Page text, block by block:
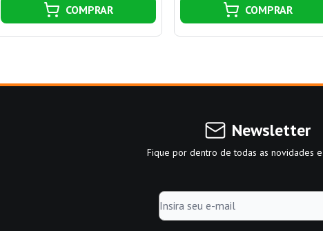
COMPRAR COMPRAR
Newsletter
Fique por dentro de todas as novidades